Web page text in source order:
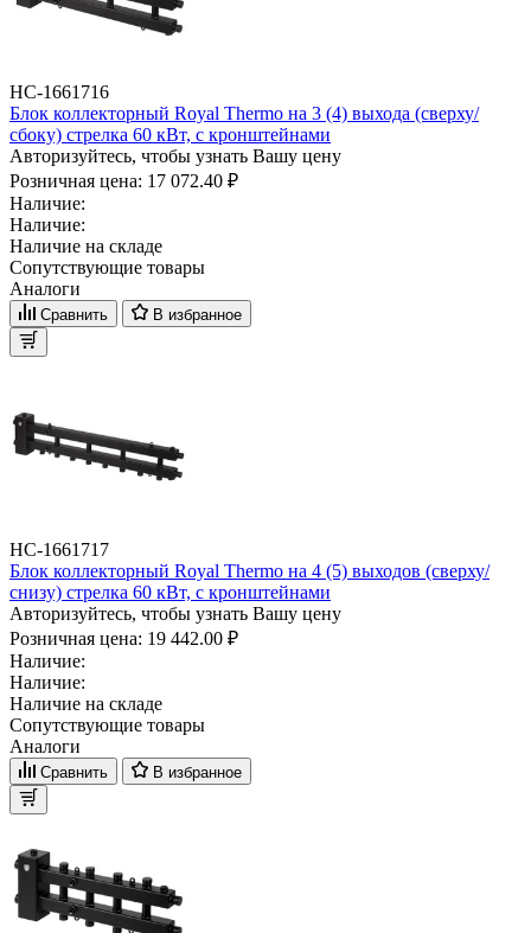
НС-1661716
Блок коллекторный Royal Thermo на 3 (4) выхода (сверху/
сбоку) стрелка 60 кВт, с кронштейнами
Авторизуйтесь, чтобы узнать Вашу цену
Розничная цена: 17 072.40 ₽
Наличие:
Наличие:
Наличие на складе
Сопутствующие товары
Аналоги
Сравнить В избранное
НС-1661717
Блок коллекторный Royal Thermo на 4 (5) выходов (сверху/
снизу) стрелка 60 кВт, с кронштейнами
Авторизуйтесь, чтобы узнать Вашу цену
Розничная цена: 19 442.00 ₽
Наличие:
Наличие:
Наличие на складе
Сопутствующие товары
Аналоги
Сравнить В избранное